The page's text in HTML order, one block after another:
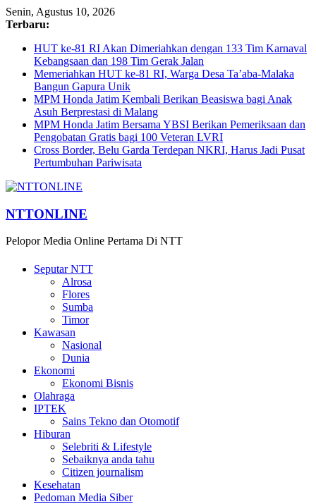
Senin, Agustus 10, 2026
Terbaru:
HUT ke-81 RI Akan Dimeriahkan dengan 133 Tim Karnaval
Kebangsaan dan 198 Tim Gerak Jalan
Memeriahkan HUT ke-81 RI, Warga Desa Ta’aba-Malaka
Bangun Gapura Unik
MPM Honda Jatim Kembali Berikan Beasiswa bagi Anak
Asuh Berprestasi di Malang
MPM Honda Jatim Bersama YBSI Berikan Pemeriksaan dan
Pengobatan Gratis bagi 100 Veteran LVRI
Cross Border, Belu Garda Terdepan NKRI, Harus Jadi Pusat
Pertumbuhan Pariwisata
NTTONLINE
Pelopor Media Online Pertama Di NTT
Seputar NTT
Alrosa
Flores
Sumba
Timor
Kawasan
Nasional
Dunia
Ekonomi
Ekonomi Bisnis
Olahraga
IPTEK
Sains Tekno dan Otomotif
Hiburan
Selebriti & Lifestyle
Sebaiknya anda tahu
Citizen journalism
Kesehatan
Pedoman Media Siber